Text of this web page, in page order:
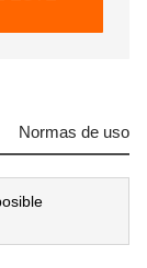
Normas de uso